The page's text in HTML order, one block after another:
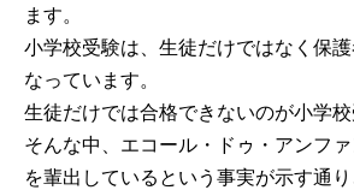
ます。
小学校受験は、生徒だけではなく保
なっています。
生徒だけでは合格できないのが小学校
そんな中、エコール・ドゥ・アンフ
を輩出しているという事実が示す通